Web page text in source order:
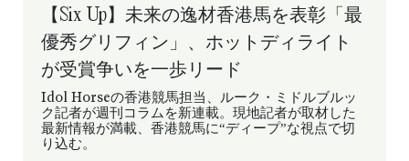
【Six Up】未来の逸材香港馬を表彰「最
優秀グリフィン」、ホットディライト
が受賞争いを一歩リード
Idol Horseの香港競馬担当、ルーク・ミドルブルッ
ク記者が週刊コラムを新連載。現地記者が取材した
最新情報が満載、香港競馬に“ディープ”な視点で切
り込む。